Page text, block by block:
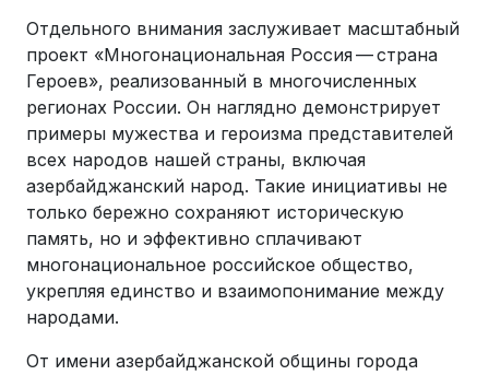
Отдельного внимания заслуживает масштабный
проект «Многонациональная Россия — страна
Героев», реализованный в многочисленных
регионах России. Он наглядно демонстрирует
примеры мужества и героизма представителей
всех народов нашей страны, включая
азербайджанский народ. Такие инициативы не
только бережно сохраняют историческую
память, но и эффективно сплачивают
многонациональное российское общество,
укрепляя единство и взаимопонимание между
народами.
От имени азербайджанской общины города